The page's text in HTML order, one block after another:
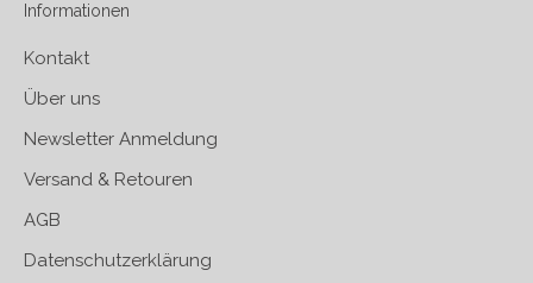
Informationen
Kontakt
Über uns
Newsletter Anmeldung
Versand & Retouren
AGB
Datenschutzerklärung